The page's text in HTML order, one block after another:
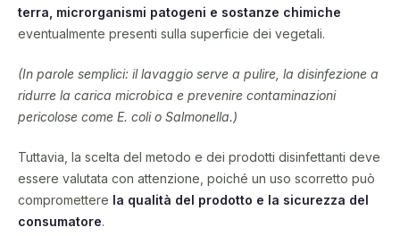
terra, microrganismi patogeni e sostanze chimiche
eventualmente presenti sulla superficie dei vegetali.
(In parole semplici: il lavaggio serve a pulire, la disinfezione a
ridurre la carica microbica e prevenire contaminazioni
pericolose come E. coli o Salmonella.)
Tuttavia, la scelta del metodo e dei prodotti disinfettanti deve
essere valutata con attenzione, poiché un uso scorretto può
compromettere la qualità del prodotto e la sicurezza del
consumatore.